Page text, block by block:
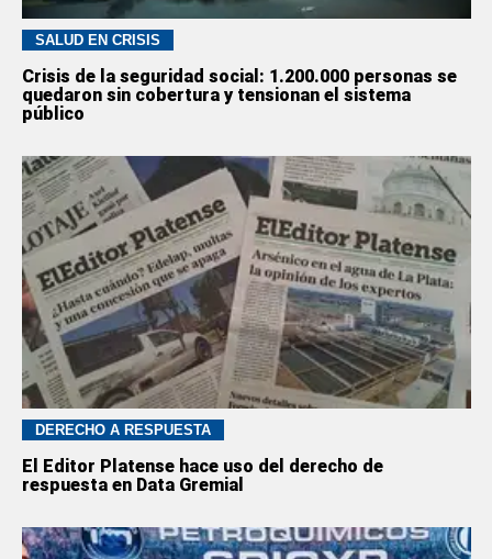
SALUD EN CRISIS
Crisis de la seguridad social: 1.200.000 personas se
quedaron sin cobertura y tensionan el sistema
público
DERECHO A RESPUESTA
El Editor Platense hace uso del derecho de
respuesta en Data Gremial